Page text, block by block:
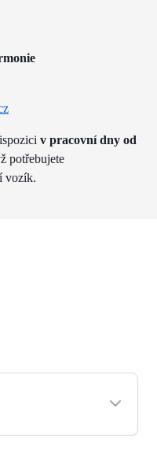
v pracovní dny od
potřebujete
vozík.